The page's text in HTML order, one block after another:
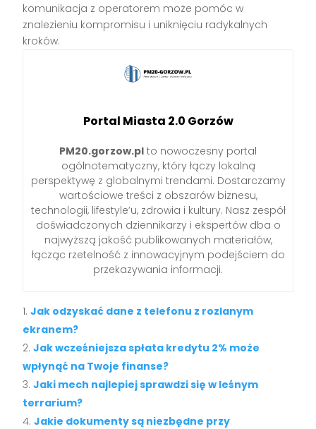
komunikacja z operatorem może pomóc w
znalezieniu kompromisu i uniknięciu radykalnych
kroków.
Portal Miasta 2.0 Gorzów
PM20.gorzow.pl to nowoczesny portal
ogólnotematyczny, który łączy lokalną
perspektywę z globalnymi trendami. Dostarczamy
wartościowe treści z obszarów biznesu,
technologii, lifestyle’u, zdrowia i kultury. Nasz zespół
doświadczonych dziennikarzy i ekspertów dba o
najwyższą jakość publikowanych materiałów,
łącząc rzetelność z innowacyjnym podejściem do
przekazywania informacji.
Jak odzyskać dane z telefonu z rozlanym
ekranem?
Jak wcześniejsza spłata kredytu 2% może
wpłynąć na Twoje finanse?
Jaki mech najlepiej sprawdzi się w leśnym
terrarium?
Jakie dokumenty są niezbędne przy